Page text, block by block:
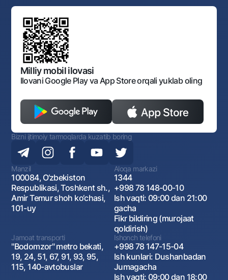
Aksilkorrupsiya
Korporativ uslub
Sayt haritasi
Ofis va bankomatlar
Shaxsiy ma'lumotlarni qayta ishlashga rozilik berish
O‘zbekiston Tasviriy san’at galereyasi
Standart shartnomalar
Normativ-huquqiy hujjatlar loyihalarini muhokama qilish
Normativ huquqiy hujjatlar
O'zbekiston Respublikasi Tashqi Iqtisodiy Faoliyat Milliy
Bankining ish tartibi va rejimi
Ochiq ma'lumotlar
Monopoliyaga qarshi komplaens
Milliy mobil ilovasi
Ilovani Google Play va App Store orqali yuklab oling
Bizni ijtimoiy tarmoqlarda kuzatib boring
Manzil
100084, O‘zbekiston
Respublikasi, Toshkent sh.,
Amir Temur shoh ko‘chasi,
101-uy
Aloqa markazi
1344
+998 78 148-00-10
Ish vaqti: 09:00 dan 21:00
gacha
Fikr bildiring (murojaat
qoldirish)
Jamoat transporti
"Bodomzor" metro bekati,
19, 24, 51, 67, 91, 93, 95,
115, 140-avtobuslar
Ishonch telefoni
+998 78 147-15-04
Ish kunlari: Dushanbadan
Jumagacha
Ish vaqti: 09:00 dan 18:00